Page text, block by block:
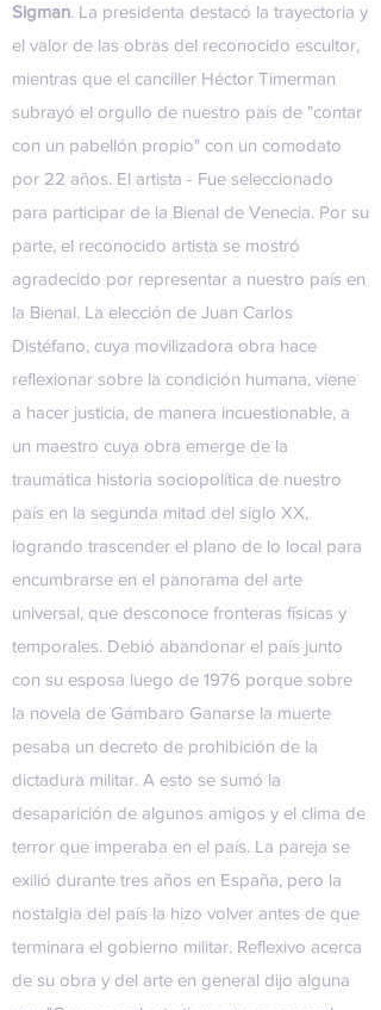
Sigman. La presidenta destacó la trayectoria y
el valor de las obras del reconocido escultor,
mientras que el canciller Héctor Timerman
subrayó el orgullo de nuestro país de "contar
con un pabellón propio" con un comodato
por 22 años. El artista - Fue seleccionado
para participar de la Bienal de Venecia. Por su
parte, el reconocido artista se mostró
agradecido por representar a nuestro país en
la Bienal. La elección de Juan Carlos
Distéfano, cuya movilizadora obra hace
reflexionar sobre la condición humana, viene
a hacer justicia, de manera incuestionable, a
un maestro cuya obra emerge de la
traumática historia sociopolítica de nuestro
país en la segunda mitad del siglo XX,
logrando trascender el plano de lo local para
encumbrarse en el panorama del arte
universal, que desconoce fronteras físicas y
temporales. Debió abandonar el país junto
con su esposa luego de 1976 porque sobre
la novela de Gámbaro Ganarse la muerte
pesaba un decreto de prohibición de la
dictadura militar. A esto se sumó la
desaparición de algunos amigos y el clima de
terror que imperaba en el país. La pareja se
exilió durante tres años en España, pero la
nostalgia del país la hizo volver antes de que
terminara el gobierno militar. Reflexivo acerca
de su obra y del arte en general dijo alguna